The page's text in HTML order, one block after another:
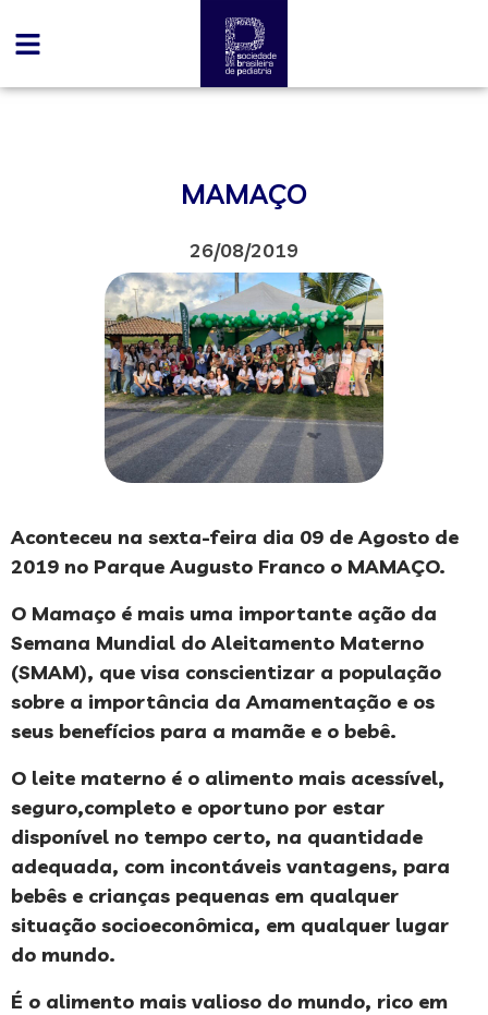
MAMAÇO
26/08/2019
Aconteceu na sexta-feira dia 09 de Agosto de
2019 no Parque Augusto Franco o MAMAÇO.
O Mamaço é mais uma importante ação da
Semana Mundial do Aleitamento Materno
(SMAM), que visa conscientizar a população
sobre a importância da Amamentação e os
seus benefícios para a mamãe e o bebê.
O leite materno é o alimento mais acessível,
seguro,completo e oportuno por estar
disponível no tempo certo, na quantidade
adequada, com incontáveis vantagens, para
bebês e crianças pequenas em qualquer
situação socioeconômica, em qualquer lugar
do mundo.
É o alimento mais valioso do mundo, rico em